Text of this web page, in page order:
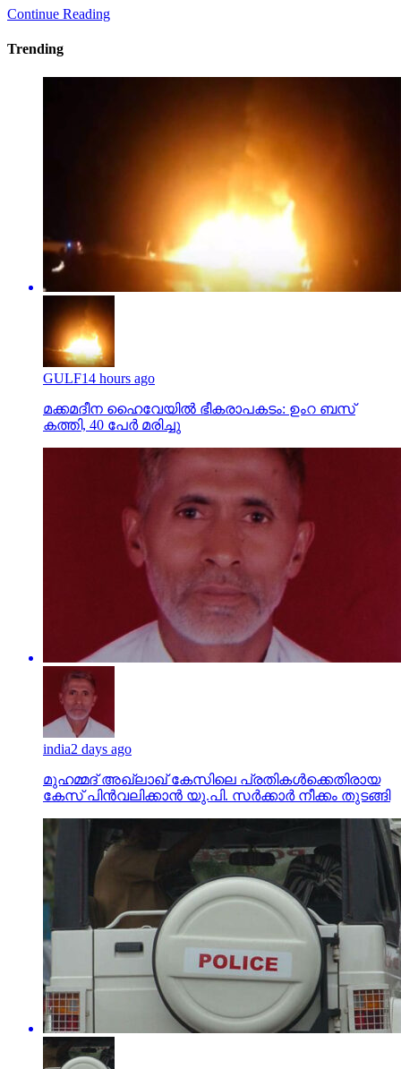
Continue Reading
Trending
GULF14 hours ago
മക്കമദീന ഹൈവേയില്‍ ഭീകരാപകടം: ഉംറ ബസ്
കത്തി, 40 പേര്‍ മരിച്ചു
india2 days ago
മുഹമ്മദ് അഖ്‌ലാഖ് കേസിലെ പ്രതികള്‍ക്കെതിരായ
കേസ് പിന്‍വലിക്കാന്‍ യു.പി. സര്‍ക്കാര്‍ നീക്കം തുടങ്ങി